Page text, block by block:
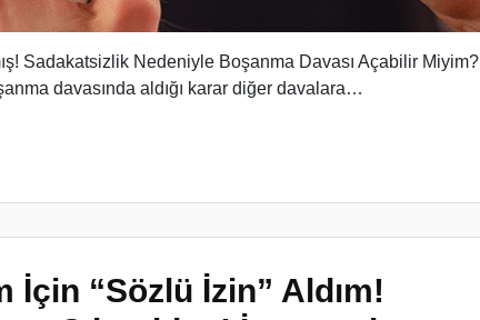
Sadakatsizlik Nedeniyle Boşanma Davası Açabilir Miyim?
davasında aldığı karar diğer davalara…
İçin “Sözlü İzin” Aldım!